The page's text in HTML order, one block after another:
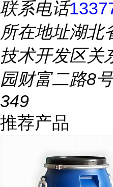
联系电话
所在地址湖北
技术开发区关
园财富二路8
349
推荐产品